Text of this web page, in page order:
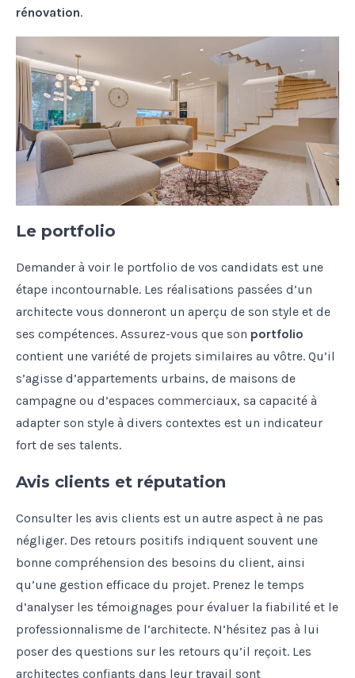
rénovation.
Le portfolio
Demander à voir le portfolio de vos candidats est une
étape incontournable. Les réalisations passées d’un
architecte vous donneront un aperçu de son style et de
ses compétences. Assurez-vous que son portfolio
contient une variété de projets similaires au vôtre. Qu’il
s’agisse d’appartements urbains, de maisons de
campagne ou d’espaces commerciaux, sa capacité à
adapter son style à divers contextes est un indicateur
fort de ses talents.
Avis clients et réputation
Consulter les avis clients est un autre aspect à ne pas
négliger. Des retours positifs indiquent souvent une
bonne compréhension des besoins du client, ainsi
qu’une gestion efficace du projet. Prenez le temps
d’analyser les témoignages pour évaluer la fiabilité et le
professionnalisme de l’architecte. N’hésitez pas à lui
poser des questions sur les retours qu’il reçoit. Les
architectes confiants dans leur travail sont